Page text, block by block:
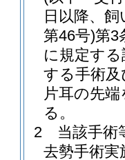
日以降、
第46号)第3
に規定す
する手術
片耳の先
る。
2
当該手術
去勢手術実